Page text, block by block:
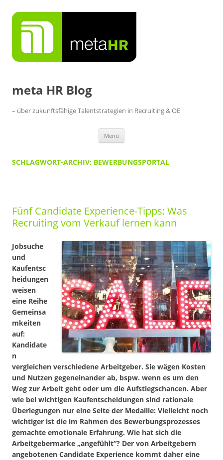
Inhalt
springen
meta HR Blog
– über zukunftsfähige Talentstrategien in Recruiting & OE
Menü
SCHLAGWORT-ARCHIV: BEWERBUNGSPORTAL
Fünf Candidate Experience-Tipps: Was
Recruiting vom Verkauf lernen kann
Jobsuche
und
Kaufentsc
heidungen
weisen
eine Reihe
Gemeinsa
mkeiten
auf:
Kandidate
n
vergleichen verschiedene Arbeitgeber. Sie wägen Kosten
und Nutzen gegeneinander ab, bspw. wenn es um den
Weg zur Arbeit geht oder um die Aufstiegschancen. Aber
wie bei wichtigen Kaufentscheidungen sind rationale
Überlegungen nur eine Seite der Medaille: Vielleicht noch
wichtiger ist die im Rahmen des Bewerbungsprozesses
gemachte emotionale Erfahrung. Wie hat sich die
Arbeitgebermarke „angefühlt“? Der von Arbeitgebern
angebotenen Candidate Experience kommt daher eine